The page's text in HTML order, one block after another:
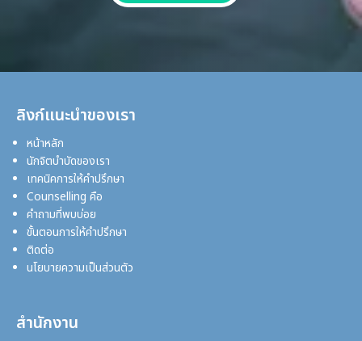
ลิงก์แนะนำของเรา
หน้าหลัก
นักจิตบำบัดของเรา
เทคนิคการให้คำปรึกษา
Counselling คือ
คำถามที่พบบ่อย
ขั้นตอนการให้คำปรึกษา
ติดต่อ
นโยบายความเป็นส่วนตัว
สำนักงาน